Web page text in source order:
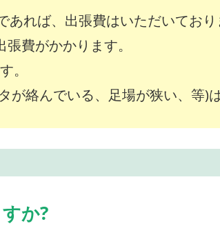
れば、出張費はいただいており
費がかかります。
。
が絡んでいる、足場が狭い、等)
か?